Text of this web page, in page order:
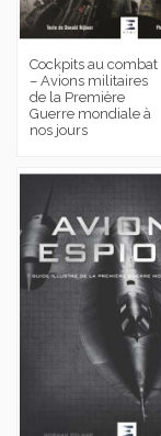
Cockpits au combat
– Avions militaires
de la Première
Guerre mondiale à
nos jours